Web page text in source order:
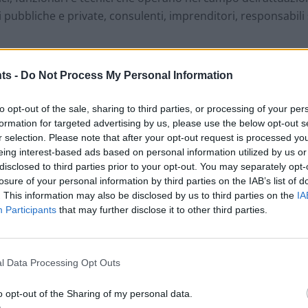
- Do Not Process My Personal Information
opt-out of the sale, sharing to third parties, or processing of your
for targeted advertising by us, please use the below opt-out
selection. Please note that after your opt-out request is processed
interest-based ads based on personal information utilized by us
to third parties prior to your opt-out. You may separately
of your personal information by third parties on the IAB’s list of
This information may also be disclosed by us to third parties on the
Participants that may further disclose it to other third parties.
Data Processing Opt Outs
opt-out of the Sharing of my personal data.
e private, consulenti, imprenditori,
il rilascio dell’ attestato di partecipazione.
materiali di documentazione, ricerca e fonti